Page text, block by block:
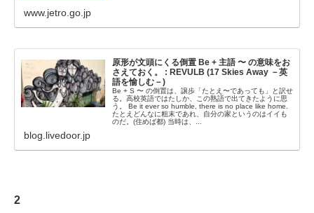
www.jetro.go.jp
原形が文頭にくる倒置 Be + 主語 〜 の意味をお
さえておく。 : REVULB (17 Skies Away －英
語を愉しむ－)
Be + S 〜 の倒置は、譲歩「たとえ〜であっても」と訳せ
る。高校英語ではたしか、この熟語で出てきたように思
う。 Be it ever so humble, there is no place like home.
たとえどんなに粗末であれ、自分の家というのはイイも
のだ。(住めば都) 当時は、...
blog.livedoor.jp
2